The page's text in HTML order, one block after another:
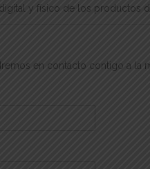
y físico de los productos
en contacto contigo a la